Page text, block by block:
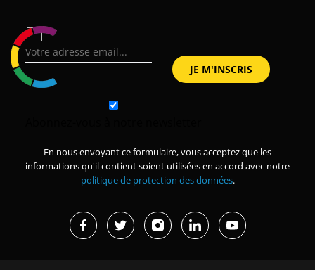
En nous envoyant ce formulaire, vous acceptez que les
informations qu'il contient soient utilisées en accord avec notre
politique de protection des données.